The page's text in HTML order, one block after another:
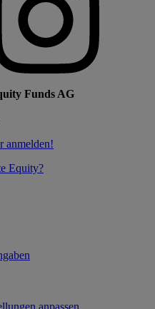
Funds AG
anmelden!
Equity?
anpassen